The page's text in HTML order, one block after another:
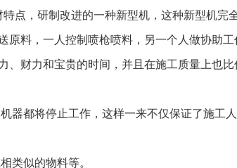
点，研制改进的一种新型机，这种新型机完
料，一人控制喷枪喷料，另一个人做协助工
财力和宝贵的时间，并且在施工质量上也
都将停止工作，这样一来不仅保证了施工
类似的物料等。